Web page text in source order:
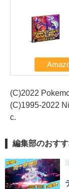
(C)2022
(C)1995-2022
c.
編集部のおす